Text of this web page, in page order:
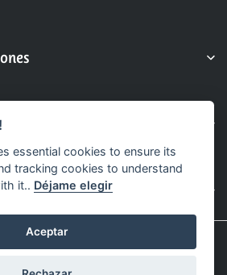
Todos Los Derechos Reservados.
Realizado Por Hashtag.
essential cookies to ensure its
tracking cookies to understand
it.. Déjame elegir
Aceptar